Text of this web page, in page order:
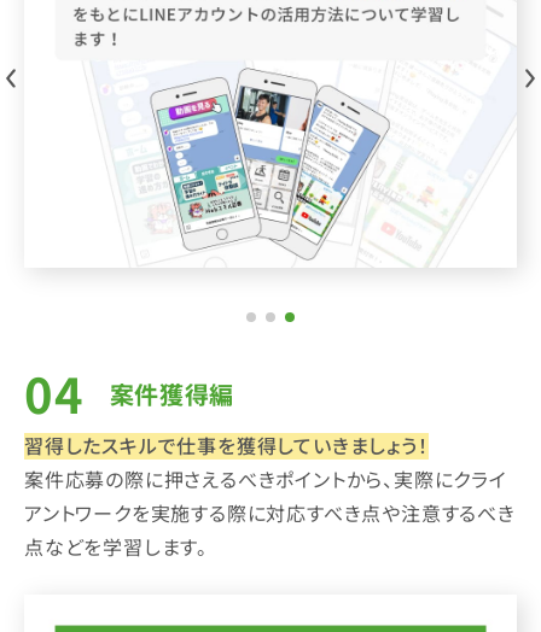
案件獲得編
習得したスキルで仕事を獲得していきましょう！
案件応募の際に押さえるべきポイントから、実際にクライ
アントワークを実施する際に対応すべき点や注意するべき
点などを学習します。